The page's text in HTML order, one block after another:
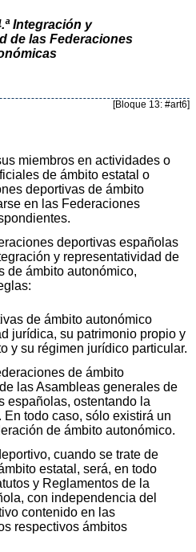
Integración y
de las Federaciones
[Bloque 13: #art6]
miembros en actividades o
de ámbito estatal o
deportivas de ámbito
en las Federaciones
deportivas españolas
y representatividad de
de ámbito autonómico,
de ámbito autonómico
jurídica, su patrimonio propio y
y su régimen jurídico particular.
de ámbito
las Asambleas generales de
españolas, ostentando la
todo caso, sólo existirá un
de ámbito autonómico.
cuando se trate de
estatal, será, en todo
y Reglamentos de la
con independencia del
contenido en las
respectivos ámbitos